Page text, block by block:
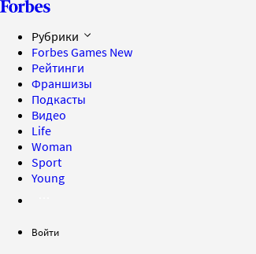
Рубрики
Forbes Games New
Рейтинги
Франшизы
Подкасты
Видео
Life
Woman
Sport
Young
Войти